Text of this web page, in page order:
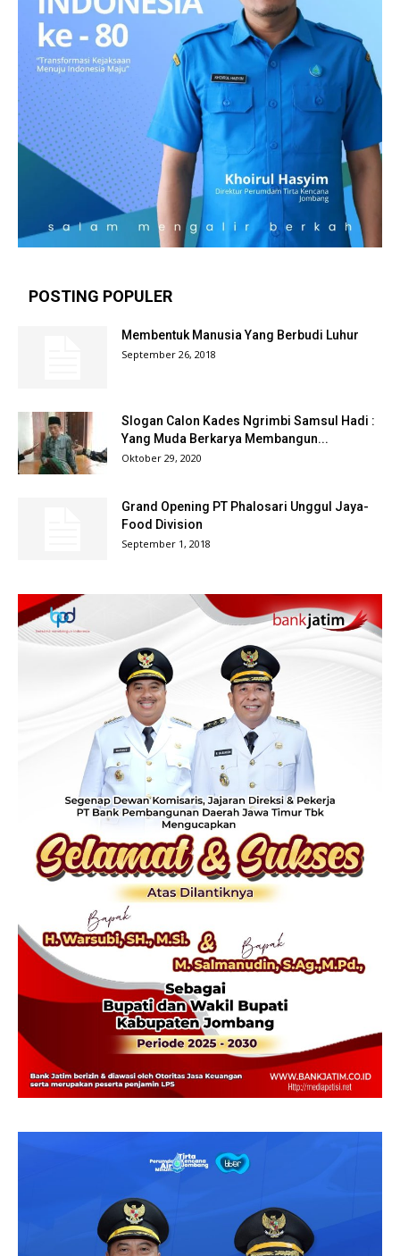
POSTING POPULER
Membentuk Manusia Yang Berbudi Luhur
September 26, 2018
Slogan Calon Kades Ngrimbi Samsul Hadi :
Yang Muda Berkarya Membangun...
Oktober 29, 2020
Grand Opening PT Phalosari Unggul Jaya-
Food Division
September 1, 2018